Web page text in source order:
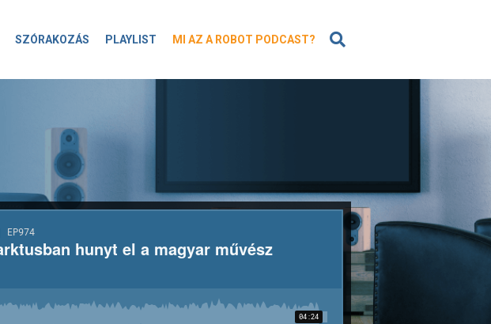
SZÓRAKOZÁS PLAYLIST MI AZ A ROBOT PODCAST?